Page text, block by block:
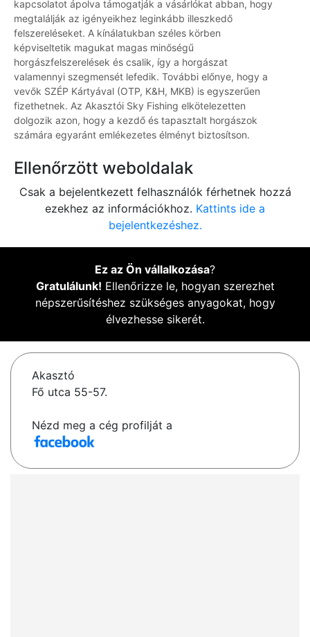
kapcsolatot ápolva támogatják a vásárlókat abban, hogy
megtalálják az igényeikhez leginkább illeszkedő
felszereléseket. A kínálatukban széles körben
képviseltetik magukat magas minőségű
horgászfelszerelések és csalik, így a horgászat
valamennyi szegmensét lefedik. További előnye, hogy a
vevők SZÉP Kártyával (OTP, K&H, MKB) is egyszerűen
fizethetnek. Az Akasztói Sky Fishing elkötelezetten
dolgozik azon, hogy a kezdő és tapasztalt horgászok
számára egyaránt emlékezetes élményt biztosítson.
Ellenőrzött weboldalak
Csak a bejelentkezett felhasználók férhetnek hozzá
ezekhez az információkhoz. Kattints ide a
bejelentkezéshez.
Ez az Ön vállalkozása?
Gratulálunk! Ellenőrizze le, hogyan szerezhet
népszerűsítéshez szükséges anyagokat, hogy
élvezhesse sikerét.
Akasztó
Fő utca 55-57.
Nézd meg a cég profilját a